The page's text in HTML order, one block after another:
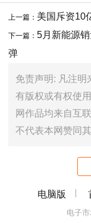
上一篇： 美国斥资10
下一篇：5月新能源
弹
免责声明: 凡注明
有版权或有权使
网作品均来自互
不代表本网赞同
电脑版
电子